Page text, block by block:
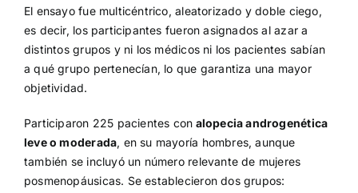
El ensayo fue multicéntrico, aleatorizado y doble ciego,
es decir, los participantes fueron asignados al azar a
distintos grupos y ni los médicos ni los pacientes sabían
a qué grupo pertenecían, lo que garantiza una mayor
objetividad.
Participaron 225 pacientes con alopecia androgenética
leve o moderada, en su mayoría hombres, aunque
también se incluyó un número relevante de mujeres
posmenopáusicas. Se establecieron dos grupos: